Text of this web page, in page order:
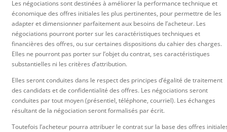
Les négociations sont destinées à améliorer la performance technique et
économique des offres initiales les plus pertinentes, pour permettre de les
adapter et dimensionner parfaitement aux besoins de l’acheteur. Les
négociations pourront porter sur les caractéristiques techniques et
financières des offres, ou sur certaines dispositions du cahier des charges.
Elles ne pourront pas porter sur l’objet du contrat, ses caractéristiques
substantielles ni les critères d’attribution.
Elles seront conduites dans le respect des principes d’égalité de traitement
des candidats et de confidentialité des offres. Les négociations seront
conduites par tout moyen (présentiel, téléphone, courriel). Les échanges
résultant de la négociation seront formalisés par écrit.
Toutefois l’acheteur pourra attribuer le contrat sur la base des offres